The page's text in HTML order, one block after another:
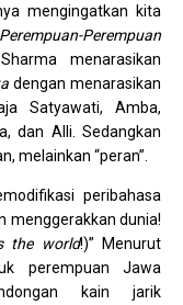
mengingatkan kita
Perempuan-Perempuan
menarasikan
dengan menarasikan
Satyawati, Amba,
dan Alli. Sedangkan
melainkan “peran”.
peribahasa
menggerakkan dunia!
the world!)” Menurut
perempuan Jawa
kain jarik